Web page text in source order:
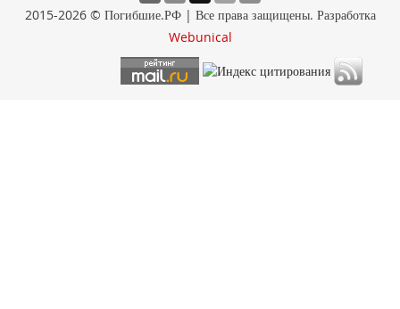
2015-2026 © Погибшие.РФ | Все права защищены. Разработка
Webunical